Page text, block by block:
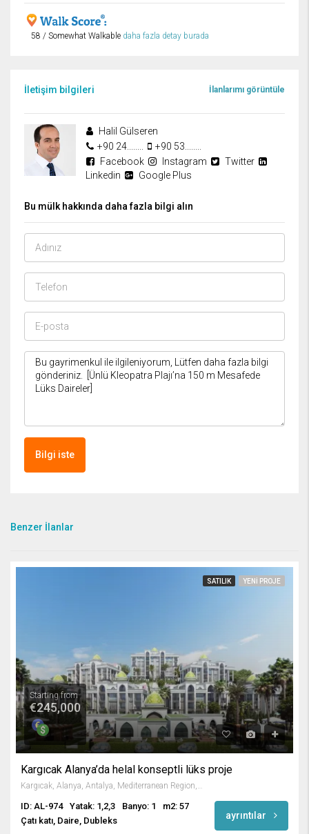
58 / Somewhat Walkable daha fazla detay burada
İletişim bilgileri İlanlarımı görüntüle
Halil Gülseren
+90 24........
+90 53........
Facebook
Instagram
Twitter
Linkedin
Google Plus
Bu mülk hakkında daha fazla bilgi alın
Bilgi iste
Benzer İlanlar
SATILIK YENI PROJE
Starting from
€245,000
Kargıcak Alanya’da helal konseptli lüks proje
Kargıcak, Alanya, Antalya, Mediterranean Region, 07440, Turkey
ID: AL-974 Yatak: 1,2,3 Banyo: 1
m2: 57
Çatı katı, Daire, Dubleks
ayrıntılar